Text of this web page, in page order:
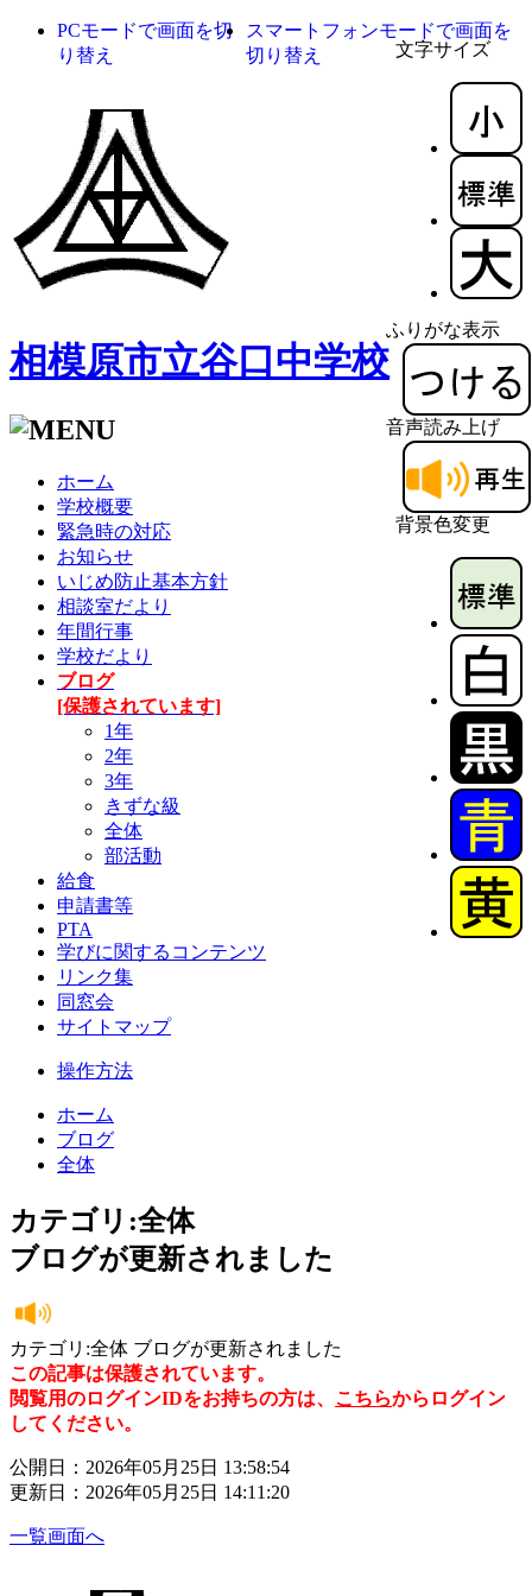
文字サイズ
ふりがな表示
音声読み上げ
背景色変更
PCモードで画面を切
り替え
スマートフォンモードで画面を
切り替え
相模原市立谷口中学校
ホーム
学校概要
緊急時の対応
お知らせ
いじめ防止基本方針
相談室だより
年間行事
学校だより
ブログ
[保護されています]
1年
2年
3年
きずな級
全体
部活動
給食
申請書等
PTA
学びに関するコンテンツ
リンク集
同窓会
サイトマップ
操作方法
ホーム
ブログ
全体
カテゴリ:全体
ブログが更新されました
カテゴリ:全体 ブログが更新されました
この記事は保護されています。
閲覧用のログインIDをお持ちの方は、 こちらからログイン
してください。
公開日：2026年05月25日 13:58:54
更新日：2026年05月25日 14:11:20
一覧画面へ